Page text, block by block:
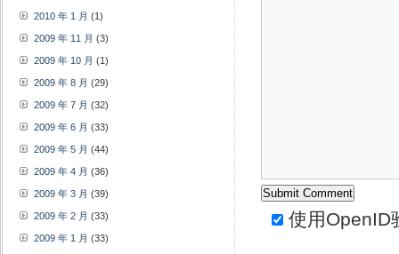
使用OpenID
2010 年 1 月 (1)
2009 年 11 月 (3)
2009 年 10 月 (1)
2009 年 8 月 (29)
2009 年 7 月 (32)
2009 年 6 月 (33)
2009 年 5 月 (44)
2009 年 4 月 (36)
2009 年 3 月 (39)
2009 年 2 月 (33)
2009 年 1 月 (33)